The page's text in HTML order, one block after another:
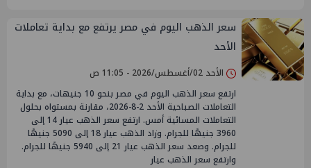
سعر الذهب اليوم في مصر يرتفع مع بداية تعاملات
الأحد
الأحد 02/أغسطس/2026 - 11:05 ص
ارتفع سعر الذهب اليوم في مصر بنحو 10 جنيهات، مع بداية
التعاملات الصباحية الأحد 2-8-2026، مقارنة بمستواه بحلول
التعاملات المسائية أمس. ارتفع سعر الذهب عيار 14 إلى
3960 جنيهًا للجرام. وزاد الذهب عيار 18 إلى 5090 جنيهًا
للجرام. وصعد سعر الذهب عيار 21 إلى 5940 جنيهًا للجرام.
وارتفع سعر الذهب عيار